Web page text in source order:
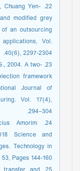
Chuang Yen-
modified grey
an outsourcing
Vol.
40(6), 2297-2304.
2004. A two-
framework
Journal of
Vol. 17(4),
294–304.
Amorim
Science and
Technology in
Pages 144-160.